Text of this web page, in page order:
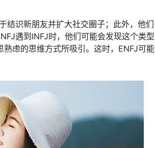
结识新朋友并扩大社交圈子；此外，他们
遇到INFJ时，他们可能会发现这个类型
虑的思维方式所吸引。这时，ENFJ可能